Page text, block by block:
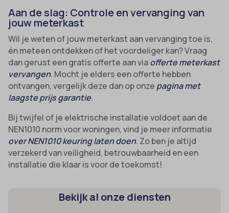
Aan de slag: Controle en vervanging van
jouw meterkast
Wil je weten of jouw meterkast aan vervanging toe is,
én meteen ontdekken of het voordeliger kan? Vraag
dan gerust een gratis offerte aan viaofferte meterkast
vervangen. Mocht je elders een offerte hebben
ontvangen, vergelijk deze dan op onze pagina met
laagste prijs garantie.
Bij twijfel of je elektrische installatie voldoet aan de
NEN1010 norm voor woningen, vind je meer informatie
over NEN1010 keuring laten doen. Zo ben je altijd
verzekerd van veiligheid, betrouwbaarheid en een
installatie die klaar is voor de toekomst!
Bekijk al onze diensten